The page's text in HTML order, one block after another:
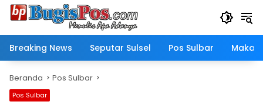
Langsung
Breaking News
Seputar Sulsel Pos Sulbar
Beranda Pos Sulbar
Pos Sulbar